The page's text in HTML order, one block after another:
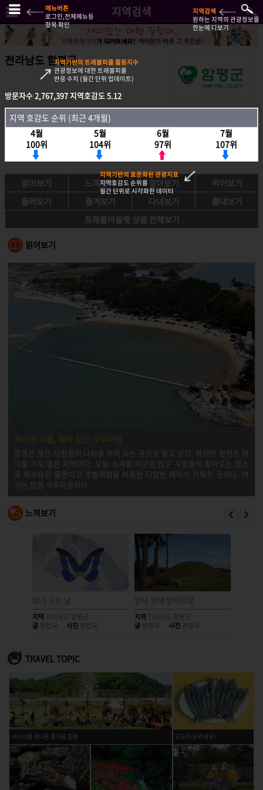
지역검색
전라남도 함평군
방문자수2,767,397지역호감도5.12
지역호감도 순위 (최근 4개월)
4월
100위
5월
104위
6월
97위
7월
107위
읽어보기 느껴보기 알아보기
먹어보기
둘러보기
즐겨보기 다녀보기
뽐내보기
트래블아울렛 상품 전체보기
읽어보기
특이한 이름, 매력 있는 석두마을
함평은 많은 사람들이 나비를 보러 오는 곳으로 알고 있다. 하지만 함평은 어
디를 가도 좋은 지역이다. 오늘 소개할 이곳은 많은 사람들이 찾아오는 명소
로 해수욕은 물론이고 갯벌체험을 비롯한 다양한 재미가 가득한 곳이다. 여
기는 함평 석두마을이다.
느껴보기
네가 오는 날
지역 전라남도 함평군
글 편집국 사진 편집국
언덕 위에 언덕으로
지역 전라남도 함평군
글 편집국 사진 편집국
TRAVEL TOPIC
사시사철 색다른 즐거움 함평 오도리(보리새우)
방문자수2,767,397지역호감도5.12
지역 호감도 순위 (최근 4개월)
4월
100위
5월
104위
6월
97위
7월
107위
메뉴버튼
로그인,전체메뉴등
항목 확인
지역검색
원하는 지역의 관광정보를
한눈에 다보기
지역기반의 트래블피플 활동지수
관광정보에 대한 트래블피플
반응 수치 (월간 단위 업데이트)
지역기반의 표준화된 관광지표
지역호감도 순위를
월간 단위로 시각화한 데이터